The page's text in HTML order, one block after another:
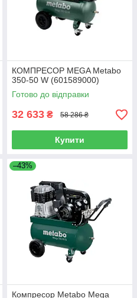
КОМПРЕСОР MEGA Metabo
350-50 W (601589000)
Готово до відправки
32 633 ₴ 58 286 ₴
Купити
–43%
Компресор Metabo Mega